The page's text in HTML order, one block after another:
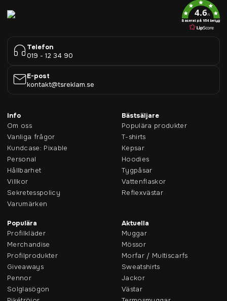
4.6/5
Baserat på 954 betyg
Telefon
019 - 12 34 90
E-post
kontakt@tsreklam.se
Info
Om oss
Vanliga frågor
Kundcase: Pixable
Personal
Hållbarhet
Villkor
Sekretesspolicy
Varumärken
Bästsäljare
Populära produkter
T-shirts
Kepsar
Hoodies
Tygpåsar
Vattenflaskor
Reflexvästar
Populära
Profilkläder
Merchandise
Profilprodukter
Giveaways
Pennor
Solglasögon
Aktuella
Muggar
Mössor
Morfar / Multiscarfs
Sweatshirts
Jackor
Västar